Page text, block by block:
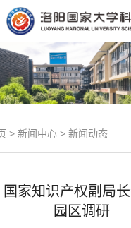
> 新闻中心 > 新闻动态
国家知识产权副局
园区调研